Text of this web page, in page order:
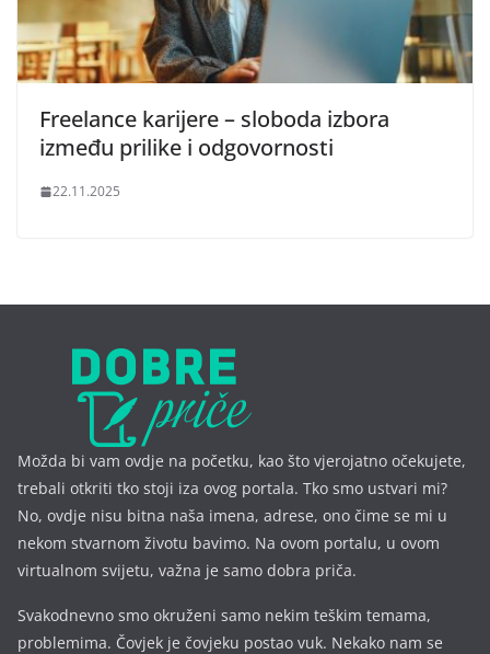
Freelance karijere – sloboda izbora
između prilike i odgovornosti
22.11.2025
Možda bi vam ovdje na početku, kao što vjerojatno očekujete,
trebali otkriti tko stoji iza ovog portala. Tko smo ustvari mi?
No, ovdje nisu bitna naša imena, adrese, ono čime se mi u
nekom stvarnom životu bavimo. Na ovom portalu, u ovom
virtualnom svijetu, važna je samo dobra priča.
Svakodnevno smo okruženi samo nekim teškim temama,
problemima. Čovjek je čovjeku postao vuk. Nekako nam se